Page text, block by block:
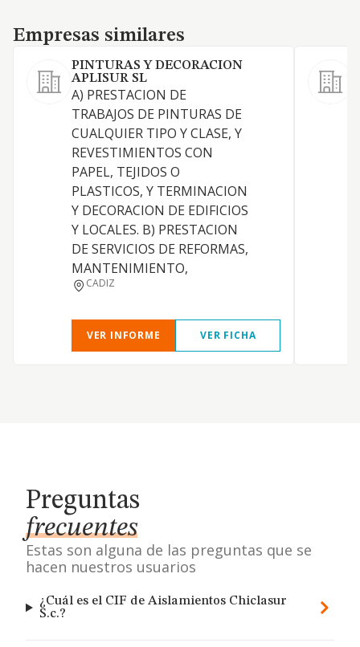
Empresas similares
Empresas similares
PINTURAS Y DECORACION
APLISUR SL
A) PRESTACION DE
TRABAJOS DE PINTURAS DE
CUALQUIER TIPO Y CLASE, Y
REVESTIMIENTOS CON
PAPEL, TEJIDOS O
PLASTICOS, Y TERMINACION
Y DECORACION DE EDIFICIOS
Y LOCALES. B) PRESTACION
DE SERVICIOS DE REFORMAS,
MANTENIMIENTO,
CADIZ
VER INFORME VER FICHA
Preguntas
frecuentes
Estas son alguna de las preguntas que se
hacen nuestros usuarios
¿Cuál es el CIF de Aislamientos Chiclasur
S.c.?